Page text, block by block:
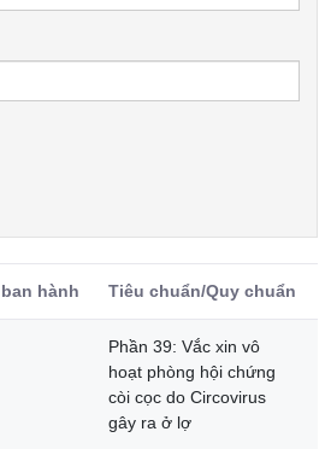
ban hành Tiêu chuẩn/Quy chuẩn
Phần 39: Vắc xin vô
hoạt phòng hội chứng
còi cọc do Circovirus
gây ra ở lợ